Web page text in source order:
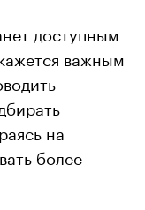
доступным
важным
на
более